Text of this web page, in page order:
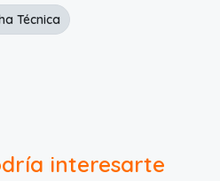
Técnica
interesarte